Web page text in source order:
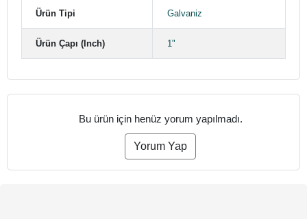
Ürün Tipi Galvaniz
Ürün Çapı (Inch) 1"
Bu ürün için henüz yorum yapılmadı.
Yorum Yap